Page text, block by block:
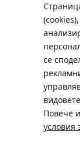
се
Повече
условия
Телефон:
0700 10 375 /
Московска
SWIFT/BIC: